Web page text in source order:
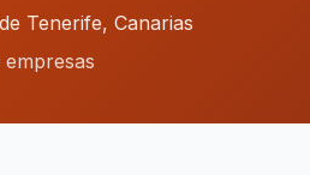
Tenerife, Canarias
empresas